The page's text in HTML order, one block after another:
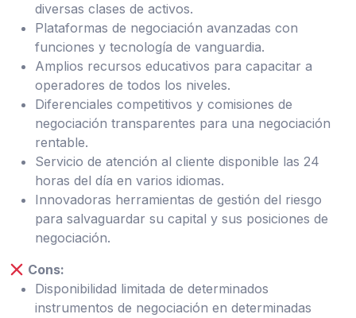
diversas clases de activos.
Plataformas de negociación avanzadas con
funciones y tecnología de vanguardia.
Amplios recursos educativos para capacitar a
operadores de todos los niveles.
Diferenciales competitivos y comisiones de
negociación transparentes para una negociación
rentable.
Servicio de atención al cliente disponible las 24
horas del día en varios idiomas.
Innovadoras herramientas de gestión del riesgo
para salvaguardar su capital y sus posiciones de
negociación.
Cons:
Disponibilidad limitada de determinados
instrumentos de negociación en determinadas